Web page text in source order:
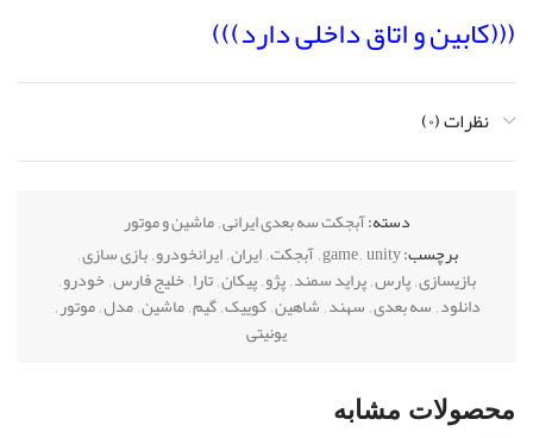
(((کابین و اتاق داخلی دارد)))
زیباترین و جذابترین طرح از خودرو پژو پارس سال
برای اولین بار در ایران
نظرات (۰)
دسته:آبجکت سه بعدی ایرانی,ماشین و موتور
برچسب:
game,unity
,آبجکت,ایران,ایرانخودرو,بازی سازی,
بازیسازی,پارس,پراید سمند,پژو,پیکان,تارا,خلیج فارس,خودرو,
دانلود,سه بعدی,سهند,شاهین,کوییک,گیم,ماشین,مدل,موتور,
یونیتی
محصولات مشابه